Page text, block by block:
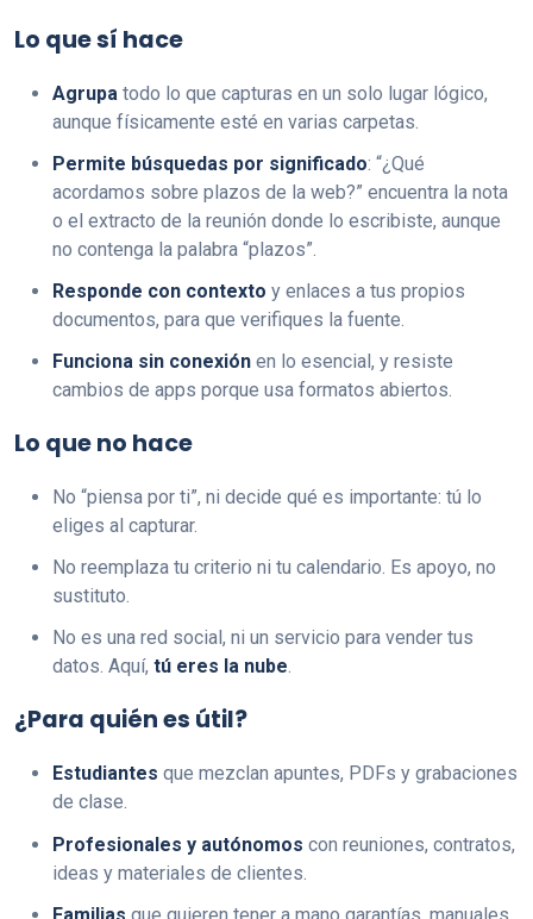
Lo que sí hace
Agrupa todo lo que capturas en un solo lugar lógico,
aunque físicamente esté en varias carpetas.
Permite búsquedas por significado: “¿Qué
acordamos sobre plazos de la web?” encuentra la nota
o el extracto de la reunión donde lo escribiste, aunque
no contenga la palabra “plazos”.
Responde con contexto y enlaces a tus propios
documentos, para que verifiques la fuente.
Funciona sin conexión en lo esencial, y resiste
cambios de apps porque usa formatos abiertos.
Lo que no hace
No “piensa por ti”, ni decide qué es importante: tú lo
eliges al capturar.
No reemplaza tu criterio ni tu calendario. Es apoyo, no
sustituto.
No es una red social, ni un servicio para vender tus
datos. Aquí, tú eres la nube.
¿Para quién es útil?
Estudiantes que mezclan apuntes, PDFs y grabaciones
de clase.
Profesionales y autónomos con reuniones, contratos,
ideas y materiales de clientes.